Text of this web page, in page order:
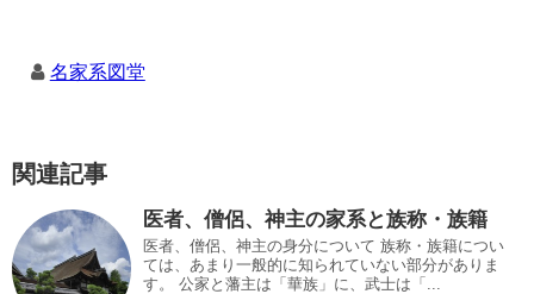
名家系図堂
関連記事
医者、僧侶、神主の家系と族称・族籍
医者、僧侶、神主の身分について 族称・族籍につい
ては、あまり一般的に知られていない部分がありま
す。 公家と藩主は「華族」に、武士は「...